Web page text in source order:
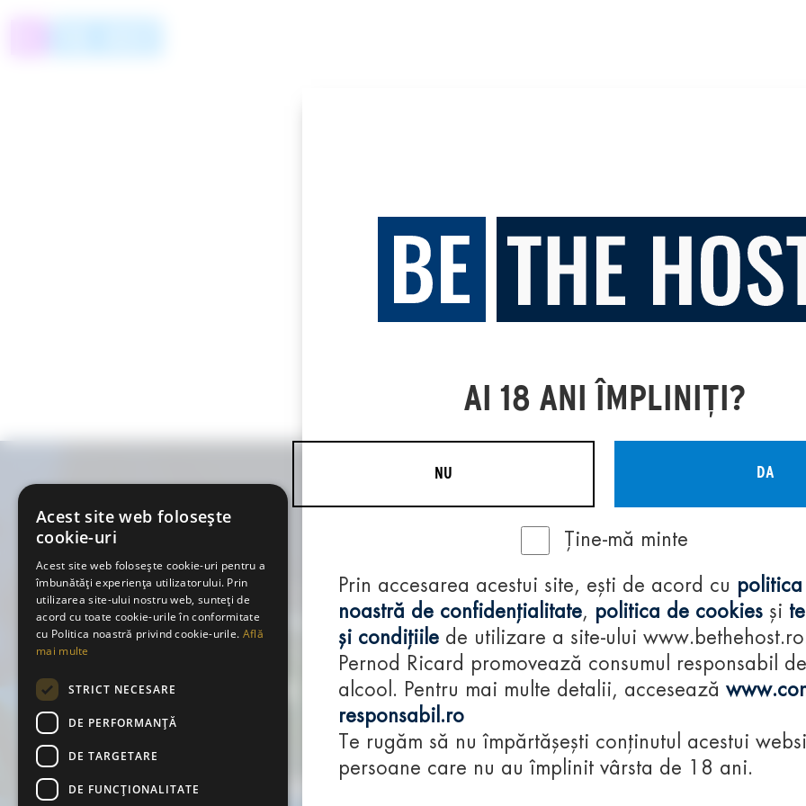
consumă-
AI 18 ANI ÎMPLINIȚI?
NU DA
Ține-mă minte
Prin accesarea acestui site, ești de acord cu politica
noastră de confidențialitate, politica de cookies și
și condițiile de utilizare a site-ului
Pernod Ricard promovează consumul responsabil de
alcool. Pentru mai multe detalii, accesează
responsabil.ro
Te rugăm să nu împărtășești conținutul acestui
persoane care nu au împlinit vârsta de 18 ani.
Acest site web folosește
cookie-uri
Acest site web folosește cookie-uri pentru a
îmbunătăți experiența utilizatorului. Prin
utilizarea site-ului nostru web, sunteți de
acord cu toate cookie-urile în conformitate
cu Politica noastră privind cookie-urile. Află
mai multe
STRICT NECESARE
DE PERFORMANȚĂ
DE TARGETARE
DE FUNCŢIONALITATE